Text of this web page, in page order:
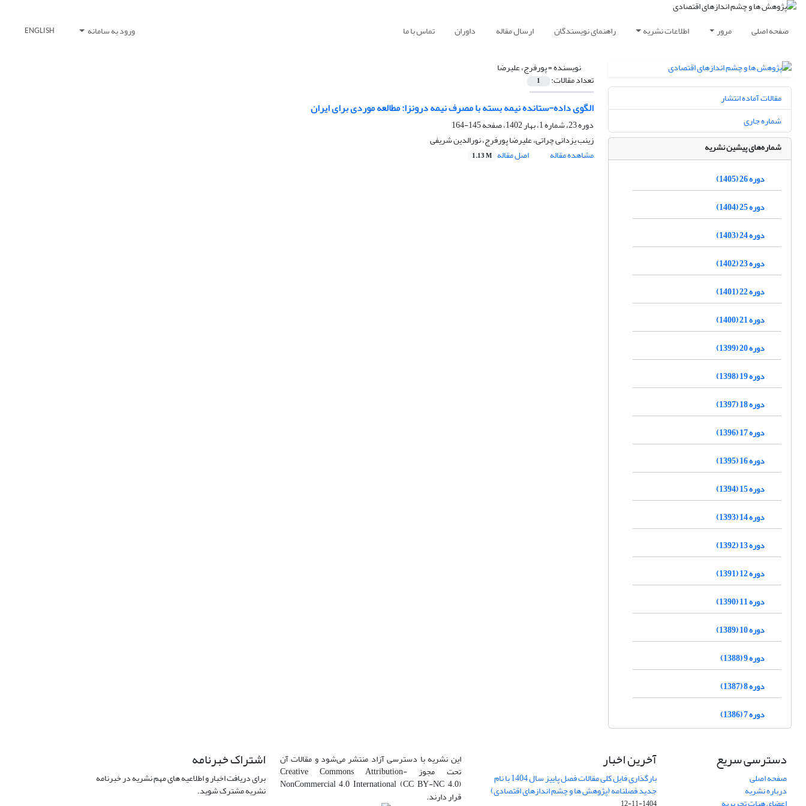
صفحه اصلی مرور اطلاعات نشریه راهنمای نویسندگان ارسال مقاله داوران تماس با ما ورود به سامانه ENGLISH
نویسنده =پورفرج، علیرضا
تعداد مقالات: 1
الگوی داده-ستانده نیمه بسته با مصرف نیمه درونزا: مطالعه موردی برای ایران
دوره 23، شماره 1، بهار 1402، صفحه
145-164
زینب یزدانی چراتی، علیرضا پورفرج، نورالدین شریفی
مشاهده مقاله
اصل مقاله 1.13 M
مقالات آماده انتشار
شماره جاری
شماره‌های پیشین نشریه
دوره 26 (1405)
دوره 25 (1404)
دوره 24 (1403)
دوره 23 (1402)
دوره 22 (1401)
دوره 21 (1400)
دوره 20 (1399)
دوره 19 (1398)
دوره 18 (1397)
دوره 17 (1396)
دوره 16 (1395)
دوره 15 (1394)
دوره 14 (1393)
دوره 13 (1392)
دوره 12 (1391)
دوره 11 (1390)
دوره 10 (1389)
دوره 9 (1388)
دوره 8 (1387)
دوره 7 (1386)
دسترسی سریع
صفحه اصلی
درباره نشریه
آخرین اخبار
بارگذاری فایل کلی مقالات فصل پاییز سال 1404 با نام
جدید فصلنامه (پژوهش ها و چشم اندازهای اقتصادی)
این نشریه با دسترسی آزاد منتشر می‌شود و مقالات آن
تحت مجوز Creative Commons Attribution-
NonCommercial 4.0 International (CC BY-NC 4.0)
قرار دارند.
اشتراک خبرنامه
برای دریافت اخبار و اطلاعیه های مهم نشریه در خبرنامه
نشریه مشترک شوید.